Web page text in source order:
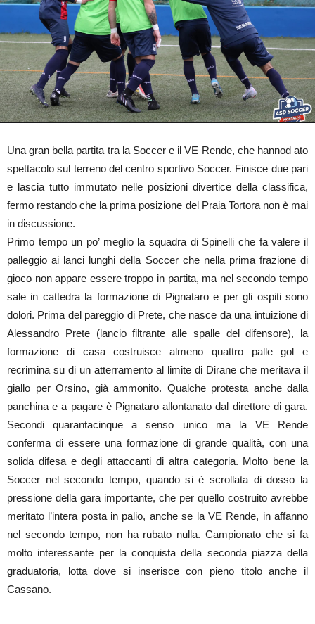
Una gran bella partita tra la Soccer e il VE Rende, che hannod ato
spettacolo sul terreno del centro sportivo Soccer. Finisce due pari
e lascia tutto immutato nelle posizioni divertice della classifica,
fermo restando che la prima posizione del Praia Tortora non è mai
in discussione.
Primo tempo un po’ meglio la squadra di Spinelli che fa valere il
palleggio ai lanci lunghi della Soccer che nella prima frazione di
gioco non appare essere troppo in partita, ma nel secondo tempo
sale in cattedra la formazione di Pignataro e per gli ospiti sono
dolori. Prima del pareggio di Prete, che nasce da una intuizione di
Alessandro Prete (lancio filtrante alle spalle del difensore), la
formazione di casa costruisce almeno quattro palle gol e
recrimina su di un atterramento al limite di Dirane che meritava il
giallo per Orsino, già ammonito. Qualche protesta anche dalla
panchina e a pagare è Pignataro allontanato dal direttore di gara.
Secondi quarantacinque a senso unico ma la VE Rende
conferma di essere una formazione di grande qualità, con una
solida difesa e degli attaccanti di altra categoria. Molto bene la
Soccer nel secondo tempo, quando si è scrollata di dosso la
pressione della gara importante, che per quello costruito avrebbe
meritato l’intera posta in palio, anche se la VE Rende, in affanno
nel secondo tempo, non ha rubato nulla. Campionato che si fa
molto interessante per la conquista della seconda piazza della
graduatoria, lotta dove si inserisce con pieno titolo anche il
Cassano.